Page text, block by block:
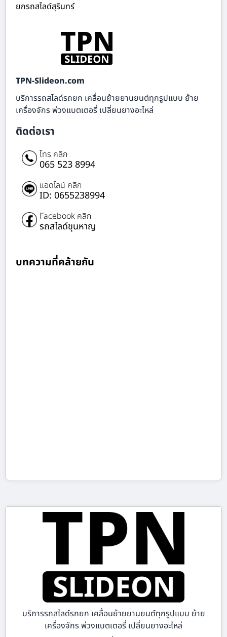
ยกรถสไลด์สุรินทร์
TPN-Slideon.com
บริการรถสไลด์รถยก เคลื่อนย้ายยานยนต์ทุกรูปแบบ ย้าย
เครื่องจักร พ่วงแบตเตอรี่ เปลี่ยนยางอะไหล่
ติดต่อเรา
โทร คลิก
065 523 8994
แอดไลน์ คลิก
ID: 0655238994
Facebook คลิก
รถสไลด์ขุนหาญ
บทความที่คล้ายกัน
บริการรถสไลด์รถยก เคลื่อนย้ายยานยนต์ทุกรูปแบบ ย้าย
เครื่องจักร พ่วงแบตเตอรี่ เปลี่ยนยางอะไหล่